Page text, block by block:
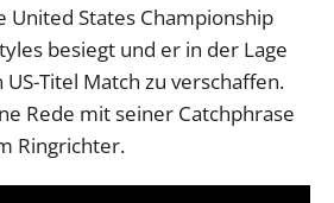
United States Championship
besiegt und er in der Lage
Titel Match zu verschaffen.
Rede mit seiner Catchphrase
Ringrichter.